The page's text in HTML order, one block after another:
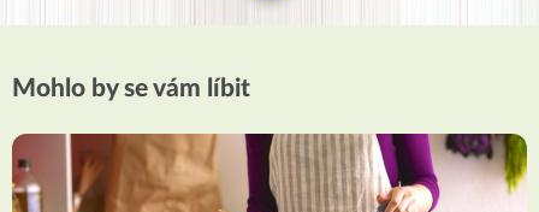
Mohlo by se vám líbit